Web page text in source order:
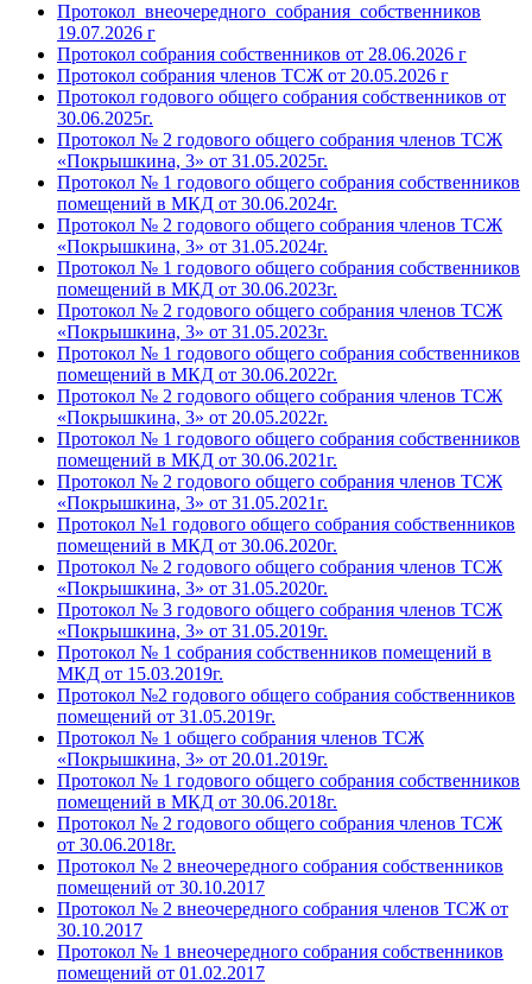
Протокол_внеочередного_собрания_собственников
19.07.2026 г
Протокол собрания собственников от 28.06.2026 г
Протокол собрания членов ТСЖ от 20.05.2026 г
Протокол годового общего собрания собственников от
30.06.2025г.
Протокол № 2 годового общего собрания членов ТСЖ
«Покрышкина, 3» от 31.05.2025г.
Протокол № 1 годового общего собрания собственников
помещений в МКД от 30.06.2024г.
Протокол № 2 годового общего собрания членов ТСЖ
«Покрышкина, 3» от 31.05.2024г.
Протокол № 1 годового общего собрания собственников
помещений в МКД от 30.06.2023г.
Протокол № 2 годового общего собрания членов ТСЖ
«Покрышкина, 3» от 31.05.2023г.
Протокол № 1 годового общего собрания собственников
помещений в МКД от 30.06.2022г.
Протокол № 2 годового общего собрания членов ТСЖ
«Покрышкина, 3» от 20.05.2022г.
Протокол № 1 годового общего собрания собственников
помещений в МКД от 30.06.2021г.
Протокол № 2 годового общего собрания членов ТСЖ
«Покрышкина, 3» от 31.05.2021г.
Протокол №1 годового общего собрания собственников
помещений в МКД от 30.06.2020г.
Протокол № 2 годового общего собрания членов ТСЖ
«Покрышкина, 3» от 31.05.2020г.
Протокол № 3 годового общего собрания членов ТСЖ
«Покрышкина, 3» от 31.05.2019г.
Протокол № 1 собрания собственников помещений в
МКД от 15.03.2019г.
Протокол №2 годового общего собрания собственников
помещений от 31.05.2019г.
Протокол № 1 общего собрания членов ТСЖ
«Покрышкина, 3» от 20.01.2019г.
Протокол № 1 годового общего собрания собственников
помещений в МКД от 30.06.2018г.
Протокол № 2 годового общего собрания членов ТСЖ
от 30.06.2018г.
Протокол № 2 внеочередного собрания собственников
помещений от 30.10.2017
Протокол № 2 внеочередного собрания членов ТСЖ от
30.10.2017
Протокол № 1 внеочередного собрания собственников
помещений от 01.02.2017